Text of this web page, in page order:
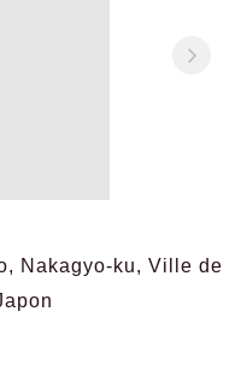
Nakagyo-ku, Ville de